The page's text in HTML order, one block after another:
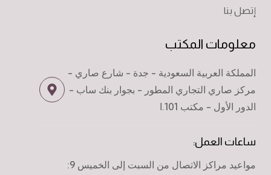
إتصل بنا
معلومات المكتب
المملكة العربية السعودية - جدة - شارع صاري -
مركز صاري التجاري المطور - بجوار بنك ساب -
الدور الأول - مكتب 101.ا
ساعات العمل:
مواعيد مراكز الاتصال من السبت إلى الخميس 9: